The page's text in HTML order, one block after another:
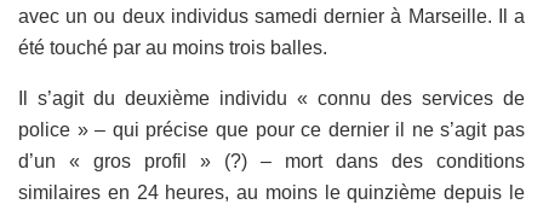
avec un ou deux individus samedi dernier à Marseille. Il a
été touché par au moins trois balles.
Il s’agit du deuxième individu « connu des services de
police » – qui précise que pour ce dernier il ne s’agit pas
d’un « gros profil » (?) – mort dans des conditions
similaires en 24 heures, au moins le quinzième depuis le